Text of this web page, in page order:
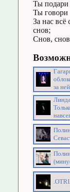
Ты подари
Ты говори
За нас всё
снов;
Снов,
за